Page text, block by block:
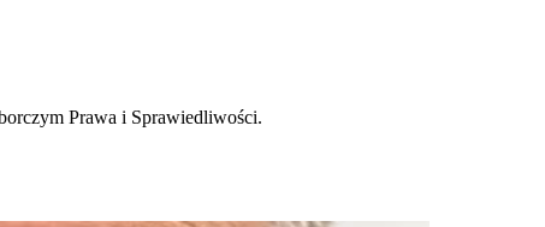
Prawa i Sprawiedliwości.